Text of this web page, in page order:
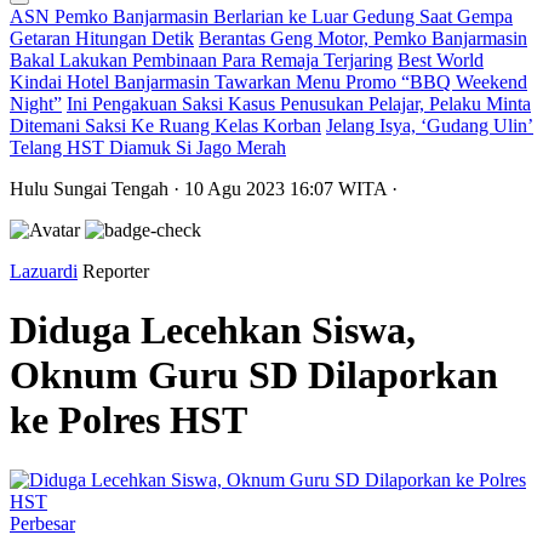
ASN Pemko Banjarmasin Berlarian ke Luar Gedung Saat Gempa
Getaran Hitungan Detik Berantas Geng Motor, Pemko Banjarmasin
Bakal Lakukan Pembinaan Para Remaja Terjaring Best World
Kindai Hotel Banjarmasin Tawarkan Menu Promo “BBQ Weekend
Night” Ini Pengakuan Saksi Kasus Penusukan Pelajar, Pelaku Minta
Ditemani Saksi Ke Ruang Kelas Korban Jelang Isya, ‘Gudang Ulin’
Telang HST Diamuk Si Jago Merah
Hulu Sungai Tengah · 10 Agu 2023 16:07 WITA ·
Lazuardi Reporter
Diduga Lecehkan Siswa,
Oknum Guru SD Dilaporkan
ke Polres HST
Perbesar